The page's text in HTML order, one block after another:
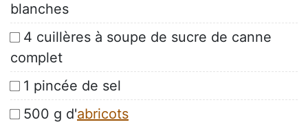
blanches
4 cuillères à soupe de sucre de canne
complet
1 pincée de sel
500 g d'abricots